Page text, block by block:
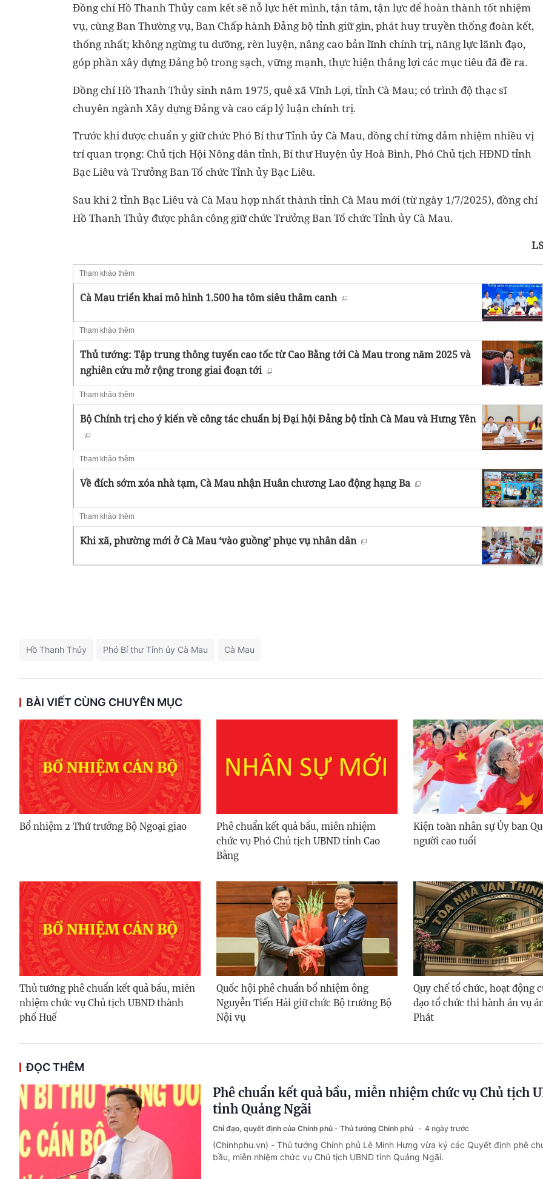
Đồng chí Hồ Thanh Thủy cam kết sẽ nỗ lực hết mình, tận tâm, tận lực để hoàn thành tốt nhiệm
vụ, cùng Ban Thường vụ, Ban Chấp hành Đảng bộ tỉnh giữ gìn, phát huy truyền thống đoàn kết,
thống nhất; không ngừng tu dưỡng, rèn luyện, nâng cao bản lĩnh chính trị, năng lực lãnh đạo,
góp phần xây dựng Đảng bộ trong sạch, vững mạnh, thực hiện thắng lợi các mục tiêu đã đề ra.
Đồng chí Hồ Thanh Thủy sinh năm 1975, quê xã Vĩnh Lợi, tỉnh Cà Mau; có trình độ thạc sĩ
chuyên ngành Xây dựng Đảng và cao cấp lý luận chính trị.
Trước khi được chuẩn y giữ chức Phó Bí thư Tỉnh ủy Cà Mau, đồng chí từng đảm nhiệm nhiều vị
trí quan trọng: Chủ tịch Hội Nông dân tỉnh, Bí thư Huyện ủy Hoà Bình, Phó Chủ tịch HĐND tỉnh
Bạc Liêu và Trưởng Ban Tổ chức Tỉnh ủy Bạc Liêu.
Sau khi 2 tỉnh Bạc Liêu và Cà Mau hợp nhất thành tỉnh Cà Mau mới (từ ngày 1/7/2025), đồng chí
Hồ Thanh Thủy được phân công giữ chức Trưởng Ban Tổ chức Tỉnh ủy Cà Mau.
LS
Tham khảo thêm
Cà Mau triển khai mô hình 1.500 ha tôm siêu thâm canh
Tham khảo thêm
Thủ tướng: Tập trung thông tuyến cao tốc từ Cao Bằng tới Cà Mau trong năm 2025 và
nghiên cứu mở rộng trong giai đoạn tới
Tham khảo thêm
Bộ Chính trị cho ý kiến về công tác chuẩn bị Đại hội Đảng bộ tỉnh Cà Mau và Hưng Yên
Tham khảo thêm
Về đích sớm xóa nhà tạm, Cà Mau nhận Huân chương Lao động hạng Ba
Tham khảo thêm
Khi xã, phường mới ở Cà Mau ‘vào guồng’ phục vụ nhân dân
Hồ Thanh Thủy Phó Bí thư Tỉnh ủy Cà Mau Cà Mau
BÀI VIẾT CÙNG CHUYÊN MỤC
Bổ nhiệm 2 Thứ trưởng Bộ Ngoại giao
Phê chuẩn kết quả bầu, miễn nhiệm
chức vụ Phó Chủ tịch UBND tỉnh Cao
Bằng
Kiện toàn nhân sự Ủy ban
người cao tuổi
Thủ tướng phê chuẩn kết quả bầu, miễn
nhiệm chức vụ Chủ tịch UBND thành
phố Huế
Quốc hội phê chuẩn bổ nhiệm ông
Nguyễn Tiến Hải giữ chức Bộ trưởng Bộ
Nội vụ
Quy chế tổ chức, hoạt động
đạo tổ chức thi hành án vụ
Phát
ĐỌC THÊM
Phê chuẩn kết quả bầu, miễn nhiệm chức vụ Chủ tịch
tỉnh Quảng Ngãi
Chỉ đạo, quyết định của Chính phủ - Thủ tướng Chính phủ 4 ngày trước
(Chinhphu.vn) - Thủ tướng Chính phủ Lê Minh Hưng vừa ký các Quyết định phê
bầu, miễn nhiệm chức vụ Chủ tịch UBND tỉnh Quảng Ngãi.